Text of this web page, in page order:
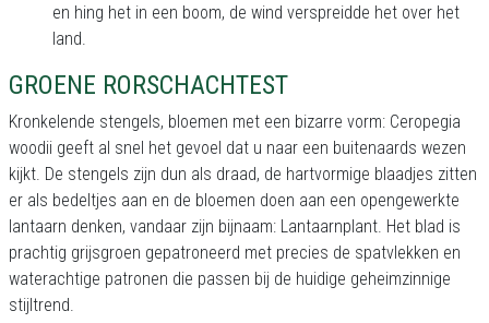
en hing het in een boom, de wind verspreidde het over het
land.
GROENE RORSCHACHTEST
Kronkelende stengels, bloemen met een bizarre vorm: Ceropegia
woodii geeft al snel het gevoel dat u naar een buitenaards wezen
kijkt. De stengels zijn dun als draad, de hartvormige blaadjes zitten
er als bedeltjes aan en de bloemen doen aan een opengewerkte
lantaarn denken, vandaar zijn bijnaam: Lantaarnplant. Het blad is
prachtig grijsgroen gepatroneerd met precies de spatvlekken en
waterachtige patronen die passen bij de huidige geheimzinnige
stijltrend.